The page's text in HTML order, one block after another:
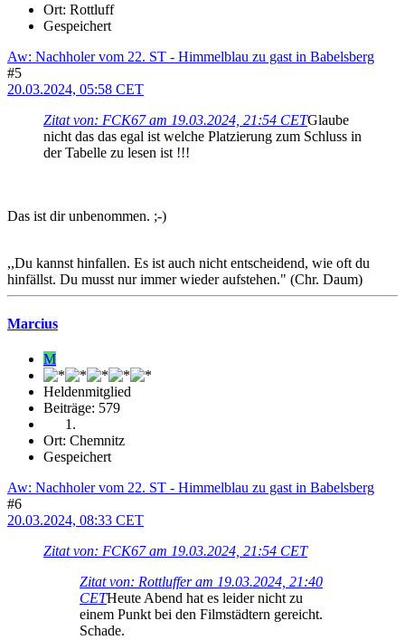
Ort: Rottluff
Gespeichert
Aw: Nachholer vom 22. ST - Himmelblau zu gast in Babelsberg
#5
20.03.2024, 05:58 CET
Zitat von: FCK67 am 19.03.2024, 21:54 CETGlaube
nicht das das egal ist welche Platzierung zum Schluss in
der Tabelle zu lesen ist !!!
Das ist dir unbenommen. ;-)
,,Du kannst hinfallen. Es ist auch nicht entscheidend, wie oft du
hinfällst. Du musst nur immer wieder aufstehen." (Chr. Daum)
Marcius
M
Heldenmitglied
Beiträge: 579
Ort: Chemnitz
Gespeichert
Aw: Nachholer vom 22. ST - Himmelblau zu gast in Babelsberg
#6
20.03.2024, 08:33 CET
Zitat von: FCK67 am 19.03.2024, 21:54 CET
Zitat von: Rottluffer am 19.03.2024, 21:40
CETHeute Abend hat es leider nicht zu
einem Punkt bei den Filmstädtern gereicht.
Schade.